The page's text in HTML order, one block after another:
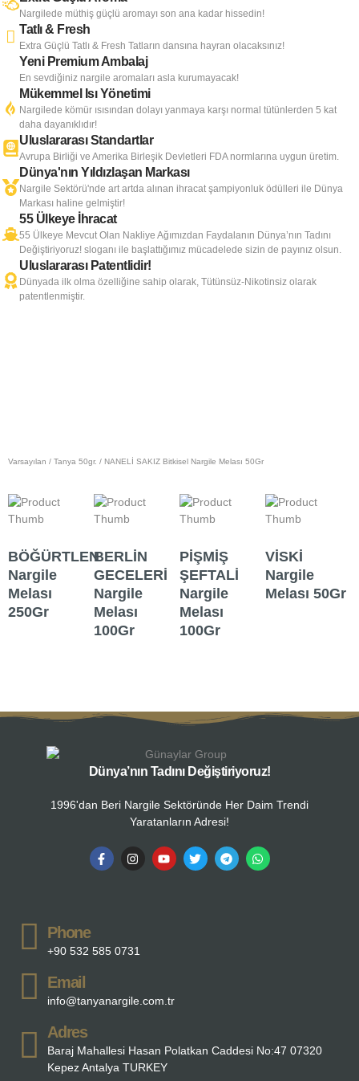
Nargilede müthiş güçlü aromayı son ana kadar hissedin!
Tatlı & Fresh
Extra Güçlü Tatlı & Fresh Tatların dansına hayran olacaksınız!
Yeni Premium Ambalaj
En sevdiğiniz nargile aromaları asla kurumayacak!
Mükemmel Isı Yönetimi
Nargilede kömür ısısından dolayı yanmaya karşı normal tütünlerden 5 kat
daha dayanıklıdır!
Uluslararası Standartlar
Avrupa Birliği ve Amerika Birleşik Devletleri FDA normlarına uygun üretim.
Dünya'nın Yıldızlaşan Markası
Nargile Sektörü'nde art artda alınan ihracat şampiyonluk ödülleri ile Dünya
Markası haline gelmiştir!
55 Ülkeye İhracat
55 Ülkeye Mevcut Olan Nakliye Ağımızdan Faydalanın Dünya’nın Tadını
Değiştiriyoruz! sloganı ile başlattığımız mücadelede sizin de payınız olsun.
Uluslararası Patentlidir!
Dünyada ilk olma özelliğine sahip olarak, Tütünsüz-Nikotinsiz olarak
patentlenmiştir.
Varsayılan / Tanya 50gr. / NANELİ SAKIZ Bitkisel Nargile Melası 50Gr
BÖĞÜRTLEN
Nargile
Melası
250Gr
BERLİN
GECELERİ
Nargile
Melası
100Gr
PİŞMİŞ
ŞEFTALİ
Nargile
Melası
100Gr
VİSKİ
Nargile
Melası 50Gr
Dünya’nın Tadını Değiştiriyoruz!
1996'dan Beri Nargile Sektöründe Her Daim Trendi
Yaratanların Adresi!
Phone
+90 532 585 0731
Email
info@tanyanargile.com.tr
Adres
Baraj Mahallesi Hasan Polatkan Caddesi No:47 07320
Kepez Antalya TURKEY